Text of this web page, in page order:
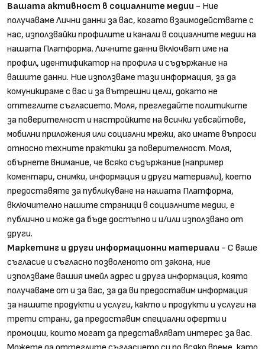
Вашата активност в социалните медии - Ние
получаваме Лични данни за вас, когато взаимодействате с
нас, използвайки профилите и канали в социалните медии на
нашата Платформа. Личните данни включват име на
профил, идентификатор на профила и съдържание на
вашите данни. Ние използваме тази информация, за да
комуникираме с вас и за вътрешни цели, докато не
оттеглите съгласието. Моля, прегледайте политиките
за поверителност и настройките на всички уебсайтове,
мобилни приложения или социални мрежи, ако имате въпроси
относно техните практики за поверителност. Моля,
обърнете внимание, че всяко съдържание (например
коментари, снимки, информация и други материали), което
предоставяте за публикуване на нашата Платформа,
включително нашите страници в социалните медии, е
публично и може да бъде достъпно и и/или използвано от
други.
Маркетинг и други информационни материали - С ваше
съгласие и съгласно позволеното от закона, ние
използваме вашия имейл адрес и друга информация, която
получаваме от и за вас, за да ви предоставим информация
за нашите продукти и услуги, както и продукти и услуги на
трети страни, да предоставим специални оферти и
промоции, които могат да представляват интерес за вас.